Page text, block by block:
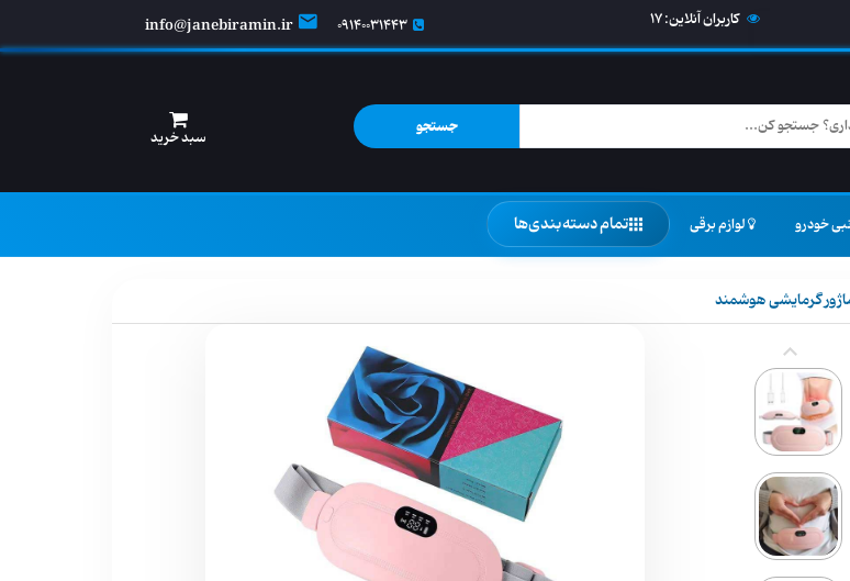
کاربران آنلاین:17
09140031443
info@janebiramin.ir
جستجو
سبد خرید
خودرو لوازم برقی تمام دسته‌بندی‌ها
گرمایشی هوشمند